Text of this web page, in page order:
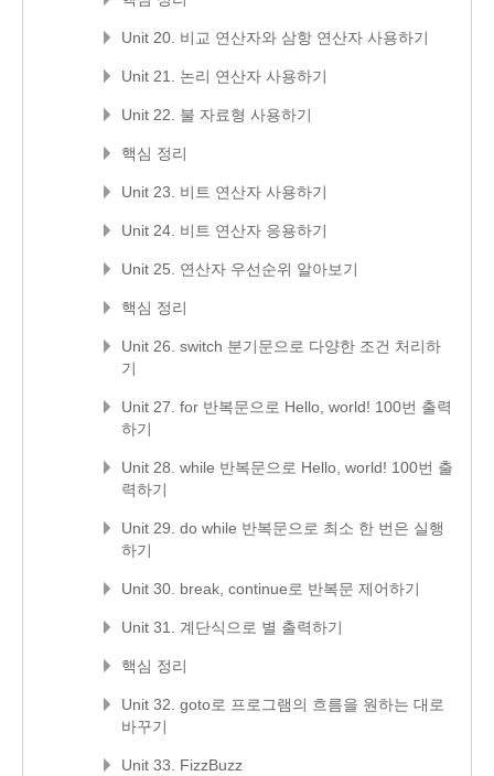
Unit 20. 비교 연산자와 삼항 연산자 사용하기
Unit 21. 논리 연산자 사용하기
Unit 22. 불 자료형 사용하기
핵심 정리
Unit 23. 비트 연산자 사용하기
Unit 24. 비트 연산자 응용하기
Unit 25. 연산자 우선순위 알아보기
핵심 정리
Unit 26. switch 분기문으로 다양한 조건 처리하
기
Unit 27. for 반복문으로 Hello, world! 100번 출력
하기
Unit 28. while 반복문으로 Hello, world! 100번 출
력하기
Unit 29. do while 반복문으로 최소 한 번은 실행
하기
Unit 30. break, continue로 반복문 제어하기
Unit 31. 계단식으로 별 출력하기
핵심 정리
Unit 32. goto로 프로그램의 흐름을 원하는 대로
바꾸기
Unit 33. FizzBuzz